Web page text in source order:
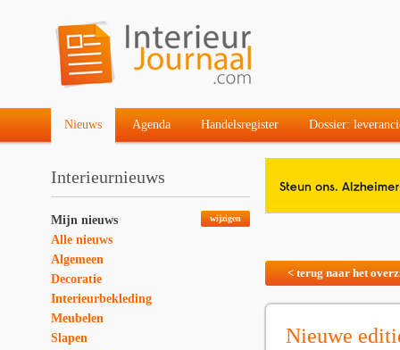
Nieuws Agenda Handelsregister Dossier:
Interieurnieuws
wijzigen
Mijn nieuws
Alle nieuws
Algemeen
Decoratie
Interieurbekleding
Meubelen
Slapen
< terug naar het
Nieuwe